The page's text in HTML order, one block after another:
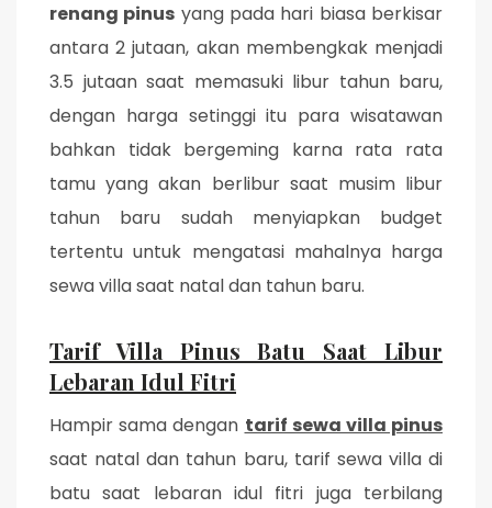
renang pinus yang pada hari biasa berkisar
antara 2 jutaan, akan membengkak menjadi
3.5 jutaan saat memasuki libur tahun baru,
dengan harga setinggi itu para wisatawan
bahkan tidak bergeming karna rata rata
tamu yang akan berlibur saat musim libur
tahun baru sudah menyiapkan budget
tertentu untuk mengatasi mahalnya harga
sewa villa saat natal dan tahun baru.
Tarif Villa Pinus Batu Saat Libur
Lebaran Idul Fitri
Hampir sama dengan tarif sewa villa pinus
saat natal dan tahun baru, tarif sewa villa di
batu saat lebaran idul fitri juga terbilang